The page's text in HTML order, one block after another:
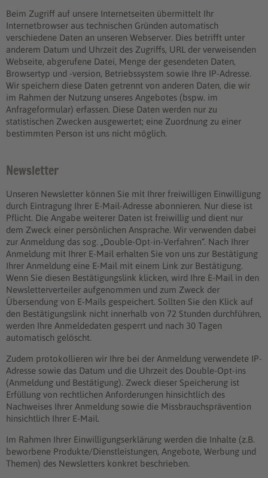
Beim Zugriff auf unsere Internetseiten übermittelt Ihr
Internetbrowser aus technischen Gründen automatisch
verschiedene Daten an unseren Webserver. Dies betrifft unter
anderem Datum und Uhrzeit des Zugriffs, URL der verweisenden
Webseite, abgerufene Datei, Menge der gesendeten Daten,
Browsertyp und -version, Betriebssystem sowie Ihre IP-Adresse.
Wir speichern diese Daten getrennt von anderen Daten, die wir
im Rahmen der Nutzung unseres Angebotes (bspw. im
Anfrageformular) erfassen. Diese Daten werden nur zu
statistischen Zwecken ausgewertet; eine Zuordnung zu einer
bestimmten Person ist uns nicht möglich.
Newsletter
Unseren Newsletter können Sie mit Ihrer freiwilligen Einwilligung
durch Eintragung Ihrer E-Mail-Adresse abonnieren. Nur diese ist
Pflicht. Die Angabe weiterer Daten ist freiwillig und dient nur
dem Zweck einer persönlichen Ansprache. Wir verwenden dabei
zur Anmeldung das sog. „Double-Opt-in-Verfahren“. Nach Ihrer
Anmeldung mit Ihrer E-Mail erhalten Sie von uns zur Bestätigung
Ihrer Anmeldung eine E-Mail mit einem Link zur Bestätigung.
Wenn Sie diesen Bestätigungslink klicken, wird Ihre E-Mail in den
Newsletterverteiler aufgenommen und zum Zweck der
Übersendung von E-Mails gespeichert. Sollten Sie den Klick auf
den Bestätigungslink nicht innerhalb von 72 Stunden durchführen,
werden Ihre Anmeldedaten gesperrt und nach 30 Tagen
automatisch gelöscht.
Zudem protokollieren wir Ihre bei der Anmeldung verwendete IP-
Adresse sowie das Datum und die Uhrzeit des Double-Opt-ins
(Anmeldung und Bestätigung). Zweck dieser Speicherung ist
Erfüllung von rechtlichen Anforderungen hinsichtlich des
Nachweises Ihrer Anmeldung sowie die Missbrauchsprävention
hinsichtlich Ihrer E-Mail.
Im Rahmen Ihrer Einwilligungserklärung werden die Inhalte (z.B.
beworbene Produkte/Dienstleistungen, Angebote, Werbung und
Themen) des Newsletters konkret beschrieben.